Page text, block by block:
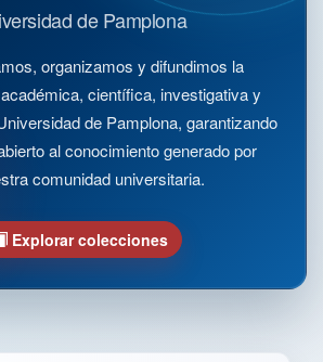
de Pamplona
organizamos y difundimos la
científica, investigativa y
de Pamplona, garantizando
al conocimiento generado por
comunidad universitaria.
Explorar colecciones